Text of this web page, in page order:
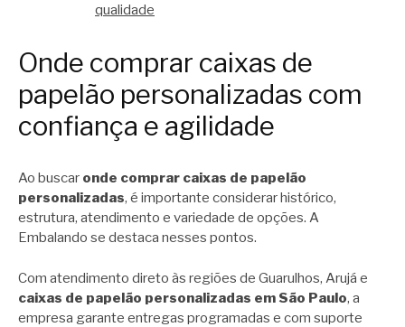
qualidade
Onde comprar caixas de
papelão personalizadas com
confiança e agilidade
Ao buscar onde comprar caixas de papelão
personalizadas, é importante considerar histórico,
estrutura, atendimento e variedade de opções. A
Embalando se destaca nesses pontos.
Com atendimento direto às regiões de Guarulhos, Arujá e
caixas de papelão personalizadas em São Paulo, a
empresa garante entregas programadas e com suporte